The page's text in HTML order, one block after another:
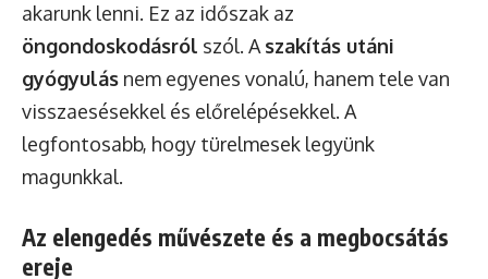
akarunk lenni. Ez az időszak az
öngondoskodásról szól. A szakítás utáni
gyógyulás nem egyenes vonalú, hanem tele van
visszaesésekkel és előrelépésekkel. A
legfontosabb, hogy türelmesek legyünk
magunkkal.
Az elengedés művészete és a megbocsátás
ereje